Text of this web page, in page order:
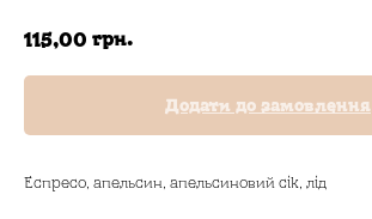
115,00 грн.
Додати до замовлення
Еспресо, апельсин, апельсиновий сік, лід